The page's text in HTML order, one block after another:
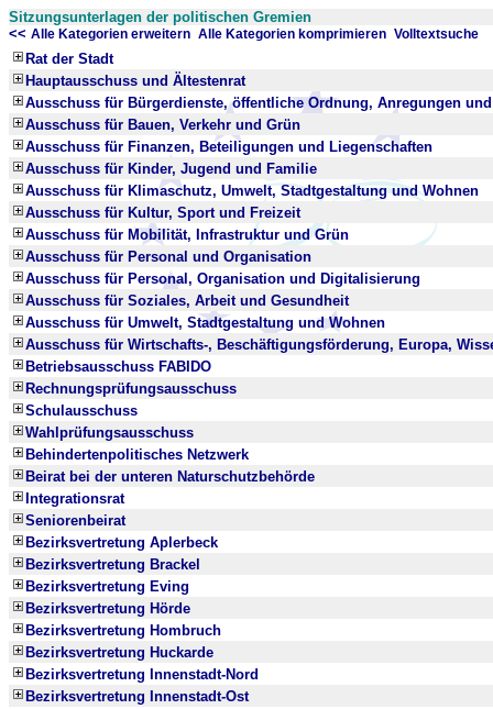
Sitzungsunterlagen der politischen Gremien
<< Alle Kategorien erweitern Alle Kategorien komprimieren Volltextsuche
Rat der Stadt
Hauptausschuss und Ältestenrat
Ausschuss für Bürgerdienste, öffentliche Ordnung, Anregungen
Ausschuss für Bauen, Verkehr und Grün
Ausschuss für Finanzen, Beteiligungen und Liegenschaften
Ausschuss für Kinder, Jugend und Familie
Ausschuss für Klimaschutz, Umwelt, Stadtgestaltung und Wohnen
Ausschuss für Kultur, Sport und Freizeit
Ausschuss für Mobilität, Infrastruktur und Grün
Ausschuss für Personal und Organisation
Ausschuss für Personal, Organisation und Digitalisierung
Ausschuss für Soziales, Arbeit und Gesundheit
Ausschuss für Umwelt, Stadtgestaltung und Wohnen
Ausschuss für Wirtschafts-, Beschäftigungsförderung, Europa,
Betriebsausschuss FABIDO
Rechnungsprüfungsausschuss
Schulausschuss
Wahlprüfungsausschuss
Behindertenpolitisches Netzwerk
Beirat bei der unteren Naturschutzbehörde
Integrationsrat
Seniorenbeirat
Bezirksvertretung Aplerbeck
Bezirksvertretung Brackel
Bezirksvertretung Eving
Bezirksvertretung Hörde
Bezirksvertretung Hombruch
Bezirksvertretung Huckarde
Bezirksvertretung Innenstadt-Nord
Bezirksvertretung Innenstadt-Ost